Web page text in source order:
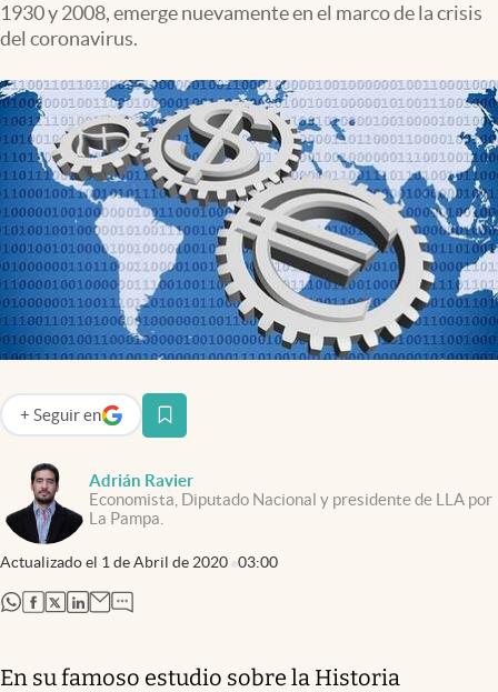
Apertura
Clase
Clima
Mundial 2026
Eventos Corporativos
El Cronista Studio
Mediakit
abre en nueva pestaña
1930 y 2008, emerge nuevamente en el marco de la crisis
del coronavirus.
Adrián Ravier
Economista, Diputado Nacional y presidente de LLA por
La Pampa.
Actualizado el 1 de Abril de 2020 03:00
+ Seguir en
abre en nueva pestaña
abre en nueva pestaña
abre en nueva pestaña
abre en nueva pestaña
abre en nueva pestaña
En su famoso estudio sobre la Historia